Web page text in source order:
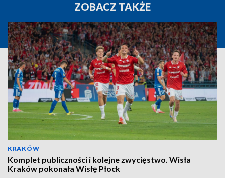
ZOBACZ TAKŻE
KRAKÓW
Komplet publiczności i kolejne zwycięstwo. Wisła
Kraków pokonała Wisłę Płock